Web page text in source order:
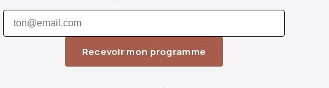
Recevoir mon programme